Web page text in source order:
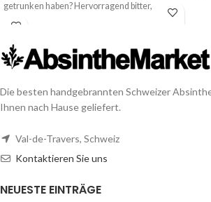
getrunken haben? Hervorragend bitter,
bemerkenswert pflanzlich? Verpassen
der 15 Pflanzen kombiniert, darunter
ungewöhnlicher Engelwurz und
Brenner:Distillerie du Val-de-Travers,
Christophe Racine
Inhalt: 70cl, 50cl,20cl ,10cl,4cl
verstorben
hinter
Absinthe
Die besten handgebrannten Schweizer
Ihnen nach Hause geliefert.
Val-de-Travers, Schweiz
Kontaktieren Sie uns
NEUESTE EINTRÄGE